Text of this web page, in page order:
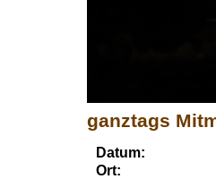
ganztags
Datum:
Ort: